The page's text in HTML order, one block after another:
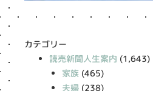
カテゴリー
読売新聞人生案内 (1,643)
家族(465)
夫婦(238)